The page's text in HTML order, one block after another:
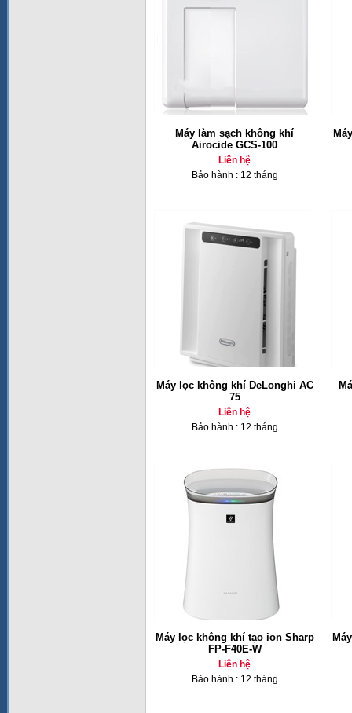
Máy làm sạch không khí
Airocide GCS-100
Liên hệ
Bảo hành : 12 tháng
Máy lọc không khí DeLonghi AC
75
Liên hệ
Bảo hành : 12 tháng
Máy lọc không khí tạo ion Sharp
FP-F40E-W
Liên hệ
Bảo hành : 12 tháng